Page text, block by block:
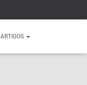
ARTIGOS